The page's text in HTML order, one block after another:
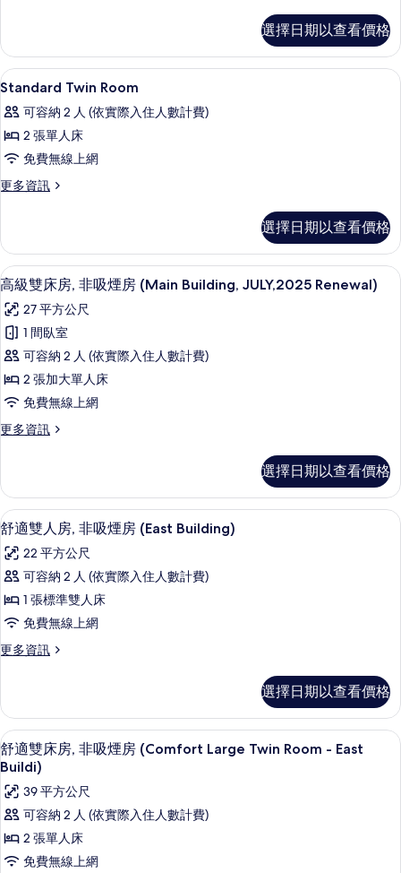
44
sqm
的
所
有
相
片
Premier
King
Double
44
sqm
詳
情
選擇日期以查看價格
顯
示
Standard
Twin
Room
的
相
片
羽絨被、遮光布/窗簾、免費無線上網
1
Standard Twin Room
可容納 2 人 (依實際入住人數計費)
2 張單人床
免費無線上網
更多資訊
更
Room
的
詳
選擇日期以查看價格
顯
示
高
級
雙
床
房,
非
煙
房
(Main
Building,
JULY,2025
Renewal)
的
有
片
高級雙床房, 非吸煙房 (Main
4
高級雙床房, 非吸煙房 (Main Building, JULY,2025 Renewal)
27 平方公尺
1 間臥室
可容納 2 人 (依實際入住人數計費)
2 張加大單人床
免費無線上網
更多資訊
更
雙
床
房,
吸
煙
(Main
Building,
Renewal)
選擇日期以查看價格
顯
示
舒
適
雙
人
房,
吸
煙
房
(East
Building)
的
所
有
羽絨被、遮光布/窗簾、免費無線上網
3
舒適雙人房, 非吸煙房 (East Building)
22 平方公尺
可容納 2 人 (依實際入住人數計費)
1 張標準雙人床
免費無線上網
更多資訊
更
雙
人
房,
非
煙
房
Building)
的
選擇日期以查看價格
顯
示
舒
適
雙
床
羽絨被、遮光布/窗簾、免費無線上網
4
舒適雙床房, 非吸煙房 (Comfort Large Twin Room - East
Buildi)
39 平方公尺
可容納 2 人 (依實際入住人數計費)
2 張單人床
免費無線上網